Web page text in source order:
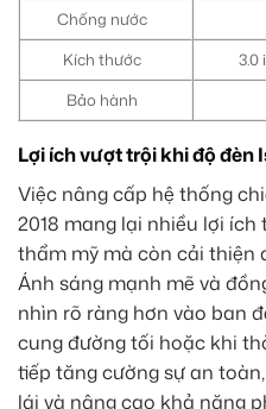
Chống nước
Kích thước
3.0
Bảo hành
Lợi ích vượt trội khi độ đèn
Việc nâng cấp hệ thống
2018 mang lại nhiều lợi
thẩm mỹ mà còn cải thiện
Ánh sáng mạnh mẽ và
nhìn rõ ràng hơn vào ban
cung đường tối hoặc khi
tiếp tăng cường sự an
lái và nâng cao khả năng